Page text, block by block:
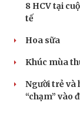
8 HCV tại
tế
Hoa sữa
Khúc mùa
Người trẻ và
“chạm” vào